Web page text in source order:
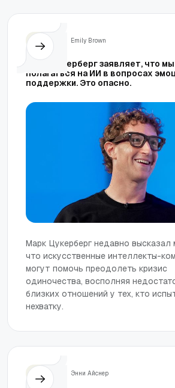
Emily Brown
Марк Цукерберг заявляет, что
полагаться на ИИ в вопросах
поддержки. Это опасно.
Марк Цукерберг недавно высказал
что искусственные интеллекты-
могут помочь преодолеть кризис
одиночества, восполняя
близких отношений у тех, кто
нехватку.
Энни Айснер